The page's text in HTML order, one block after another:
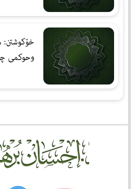
خۆكوشتن:
وحوكمی